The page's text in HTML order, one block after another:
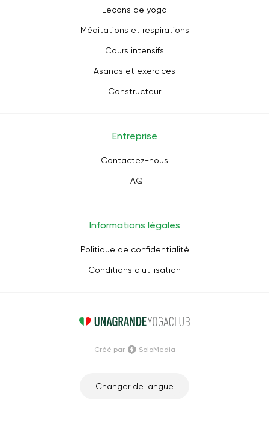
Leçons de yoga
Méditations et respirations
Cours intensifs
Asanas et exercices
Constructeur
Entreprise
Contactez-nous
FAQ
Informations légales
Politique de confidentialité
Conditions d'utilisation
Changer de langue
Créé par SoloMedia